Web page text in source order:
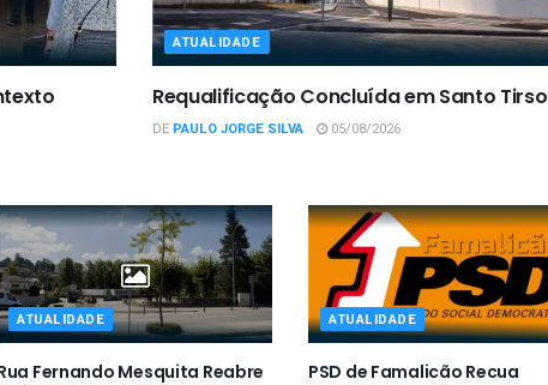
ATUALIDADE
Requalificação Concluída em Santo Tirso
DE PAULO JORGE SILVA 05/08/2026
ATUALIDADE
Fernando Mesquita Reabre
ATUALIDADE
PSD de Famalicão Recua